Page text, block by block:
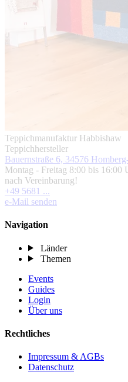
Teppichmanufaktur Habbishaw
Teppichhersteller
Bauernstraße 6, 34576
Montag - Freitag 8:00 bis 16:00
nach Vereinbarung!
+49 5681 ...
e-Mail senden
Navigation
Länder
Themen
Events
Guides
Login
Über uns
Rechtliches
Impressum & AGBs
Datenschutz